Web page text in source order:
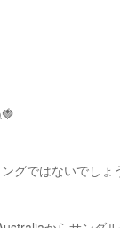
グではないでしょ